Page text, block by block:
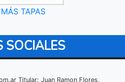
TAPAS
SOCIALES
Titular: Juan Ramon Flores,